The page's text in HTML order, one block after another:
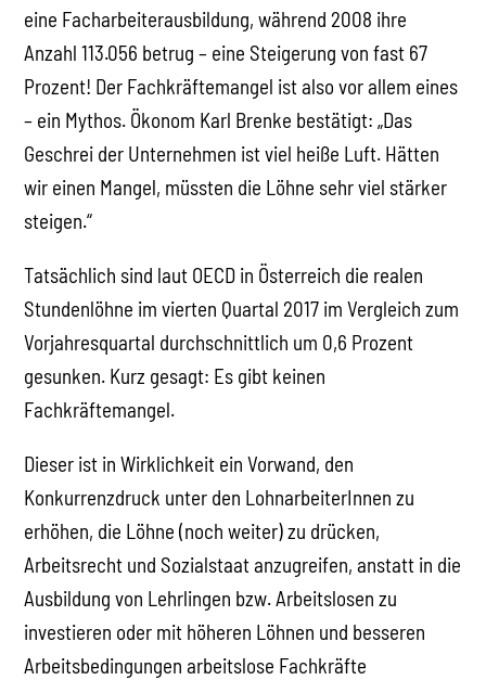
eine Facharbeiterausbildung, während 2008 ihre
Anzahl 113.056 betrug – eine Steigerung von fast 67
Prozent! Der Fachkräftemangel ist also vor allem eines
– ein Mythos. Ökonom Karl Brenke bestätigt: „Das
Geschrei der Unternehmen ist viel heiße Luft. Hätten
wir einen Mangel, müssten die Löhne sehr viel stärker
steigen.“
Tatsächlich sind laut OECD in Österreich die realen
Stundenlöhne im vierten Quartal 2017 im Vergleich zum
Vorjahresquartal durchschnittlich um 0,6 Prozent
gesunken. Kurz gesagt: Es gibt keinen
Fachkräftemangel.
Dieser ist in Wirklichkeit ein Vorwand, den
Konkurrenzdruck unter den LohnarbeiterInnen zu
erhöhen, die Löhne (noch weiter) zu drücken,
Arbeitsrecht und Sozialstaat anzugreifen, anstatt in die
Ausbildung von Lehrlingen bzw. Arbeitslosen zu
investieren oder mit höheren Löhnen und besseren
Arbeitsbedingungen arbeitslose Fachkräfte